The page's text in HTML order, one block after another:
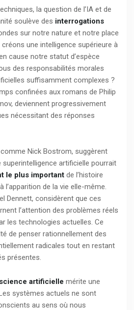
la question de l’IA et de
soulève des interrogations
sur notre nature et notre place
créons une intelligence supérieure à
cause notre statut d’espèce
des responsabilités morales
suffisamment complexes ?
confinées aux romans de Philip
deviennent progressivement
nécessitant des réponses
Nick Bostrom, suggèrent
superintelligence artificielle pourrait
le plus important de l’histoire
l’apparition de la vie elle-même.
Dennett, considèrent que ces
l’attention des problèmes réels
les technologies actuelles. Ce
de penser rationnellement des
radicales tout en restant
présentes.
artificielle mérite une
systèmes actuels ne sont
au sens où nous